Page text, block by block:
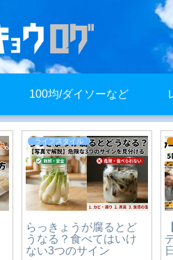
100均/ダイソーなど
ライフスタイル
らっきょうが腐るとど
うなる？食べてはいけ
ない3つのサイン